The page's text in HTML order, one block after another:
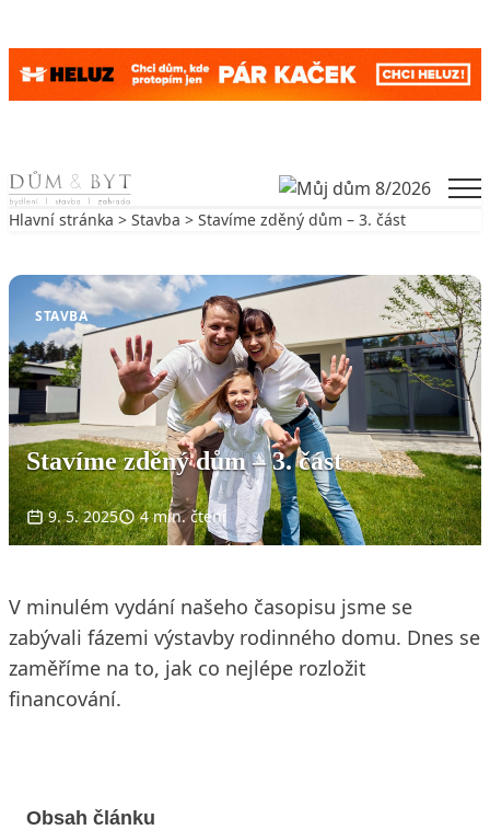
Skip to content
Hlavní stránka > Stavba > Stavíme zděný dům – 3. část
STAVBA
Stavíme zděný dům – 3. část
9. 5. 2025 4 min. čtení
V minulém vydání našeho časopisu jsme se
zabývali fázemi výstavby rodinného domu. Dnes se
zaměříme na to, jak co nejlépe rozložit
financování.
Obsah článku